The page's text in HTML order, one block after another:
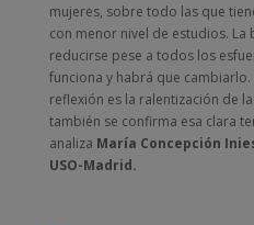
mujeres, sobre todo las que
con menor nivel de estudios. La
reducirse pese a todos los
funciona y habrá que
reflexión es la ralentización de
también se confirma esa clara
analiza María Concepción
USO-Madrid.